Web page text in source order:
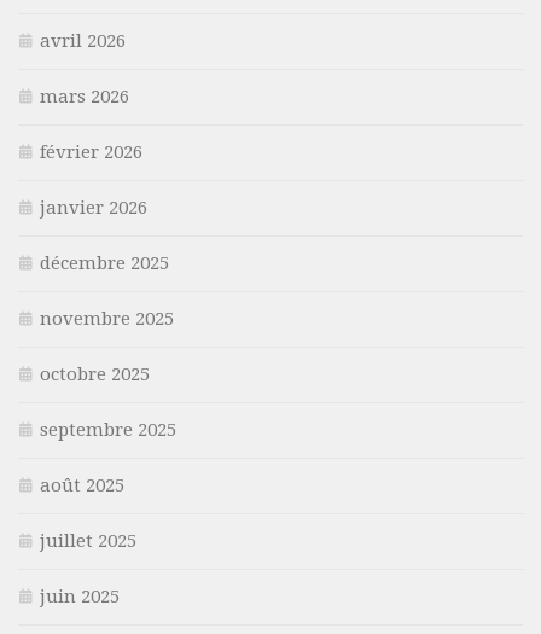
avril 2026
mars 2026
février 2026
janvier 2026
décembre 2025
novembre 2025
octobre 2025
septembre 2025
août 2025
juillet 2025
juin 2025